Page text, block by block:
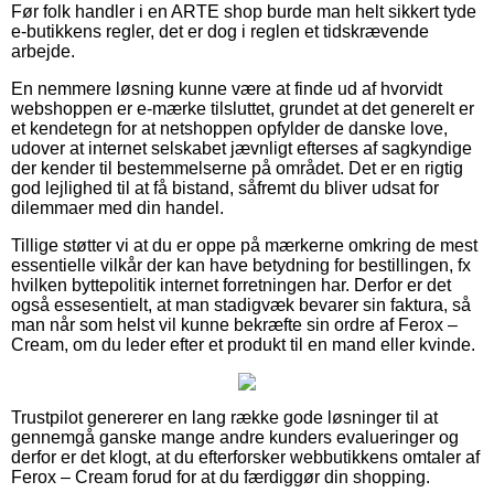
Før folk handler i en ARTE shop burde man helt sikkert tyde
e-butikkens regler, det er dog i reglen et tidskrævende
arbejde.
En nemmere løsning kunne være at finde ud af hvorvidt
webshoppen er e-mærke tilsluttet, grundet at det generelt er
et kendetegn for at netshoppen opfylder de danske love,
udover at internet selskabet jævnligt efterses af sagkyndige
der kender til bestemmelserne på området. Det er en rigtig
god lejlighed til at få bistand, såfremt du bliver udsat for
dilemmaer med din handel.
Tillige støtter vi at du er oppe på mærkerne omkring de mest
essentielle vilkår der kan have betydning for bestillingen, fx
hvilken byttepolitik internet forretningen har. Derfor er det
også essesentielt, at man stadigvæk bevarer sin faktura, så
man når som helst vil kunne bekræfte sin ordre af Ferox –
Cream, om du leder efter et produkt til en mand eller kvinde.
Trustpilot genererer en lang række gode løsninger til at
gennemgå ganske mange andre kunders evalueringer og
derfor er det klogt, at du efterforsker webbutikkens omtaler af
Ferox – Cream forud for at du færdiggør din shopping.